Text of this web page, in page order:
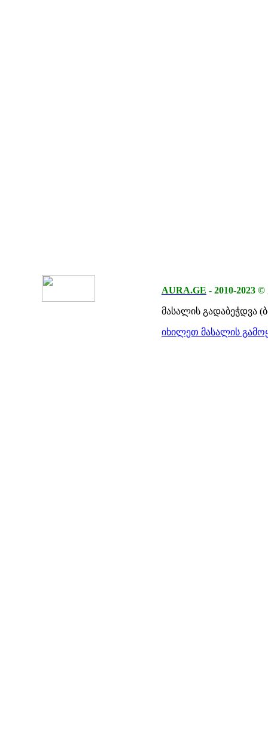
AURA.GE - 2010-2023 ©
მასალის გადაბეჭდვა
იხილეთ მასალის